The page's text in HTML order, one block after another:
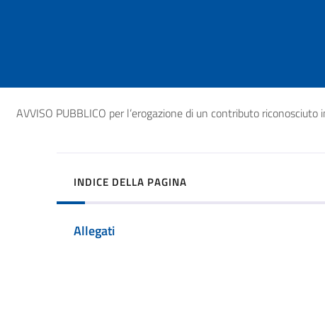
AVVISO PUBBLICO per l’erogazione di un contributo
INDICE DELLA PAGINA
Allegati